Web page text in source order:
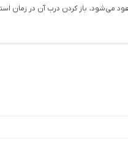
مکش بهتر هود می‌شود، باز کردن درب